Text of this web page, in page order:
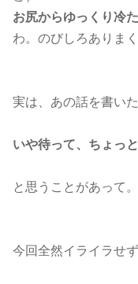
お尻からゆっくり冷
わ。のびしろありまく
実は、あの話を書い
いや待って、ちょっ
と思うことがあって
今回全然イライラせ